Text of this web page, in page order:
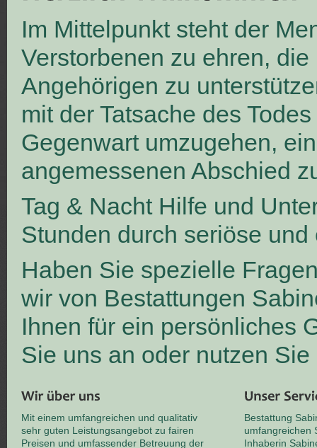
Im Mittelpunkt steht der
Verstorbenen zu ehren, die
Angehörigen zu
mit der Tatsache des
Gegenwart umzugehen,
angemessenen Abschied
Tag & Nacht Hilfe und
Stunden durch seriöse
Haben Sie spezielle
wir von Bestattungen
Ihnen für ein persönliches
Sie uns an oder nutzen
Mit einem umfangreichen und qualitativ
sehr guten Leistungsangebot zu fairen
Preisen und umfassender Betreuung der
Bestattung
umfangreichen
Inhaberin